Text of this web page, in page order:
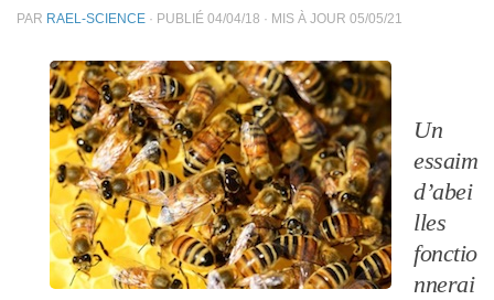
PAR RAEL-SCIENCE · PUBLIÉ 04/04/18 · MIS À JOUR 05/05/21
Un
essaim
d’abei
lles
fonctio
nnerai